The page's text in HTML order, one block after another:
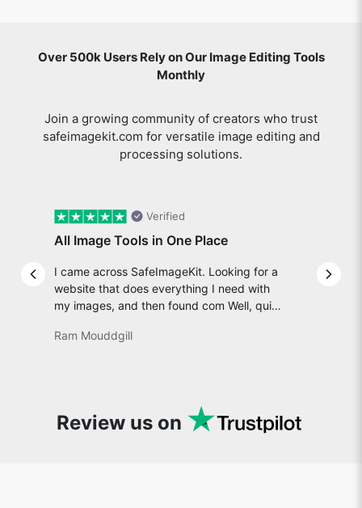
Over 500k Users Rely on Our Image Editing Tools
Monthly
Join a growing community of creators who trust
safeimagekit.com for versatile image editing and
processing solutions.
Previous slide
Verified
All Image Tools in One Place
I came across SafeImageKit. Looking for a
website that does everything I need with
my images, and then found com Well, quite
an incredibly high-speed, stable and easy-
snappy tools every now and then!
Ram Mouddgill
Next
Review us on